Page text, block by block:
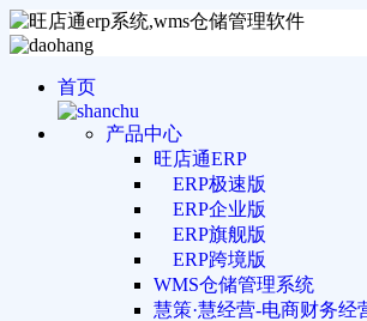
首页
产品中心
旺店通ERP
ERP极速版
ERP企业版
ERP旗舰版
ERP跨境版
WMS仓储管理系统
慧策·慧经营-电商财务经